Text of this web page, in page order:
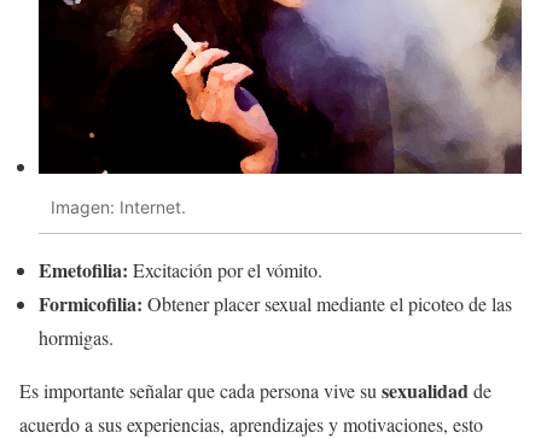
Imagen: Internet.
Emetofilia: Excitación por el vómito.
Formicofilia: Obtener placer sexual mediante el picoteo de las
hormigas.
Es importante señalar que cada persona vive su sexualidadde
acuerdo a sus experiencias, aprendizajes y motivaciones, esto